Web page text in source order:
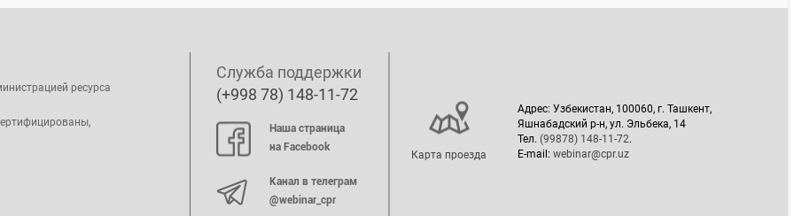
ресурса
Служба поддержки
(+998 78) 148-11-72
Наша страница
на Facebook
Канал в телеграм
@webinar_cpr
Карта проезда
Адрес: Узбекистан, 100060, г. Ташкент,
Яшнабадский р-н, ул. Эльбека, 14
Тел. (99878) 148-11-72.
E-mail: webinar@cpr.uz